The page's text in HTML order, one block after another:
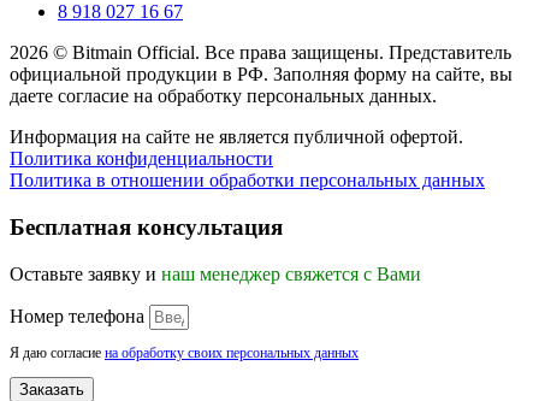
8 918 027 16 67
2026 © Bitmain Official. Все права защищены. Представитель
официальной продукции в РФ. Заполняя форму на сайте, вы
даете согласие на обработку персональных данных.
Информация на сайте не является публичной офертой.
Политика конфиденциальности
Политика в отношении обработки персональных данных
вверх
Бесплатная консультация
Оставьте заявку и наш менеджер свяжется с Вами
Номер телефона
Я даю согласие на обработку своих персональных данных
Заказать